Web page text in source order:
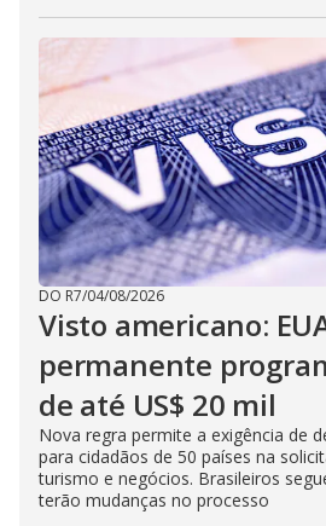
DO R7/04/08/2026
Visto americano:
permanente
de até US$ 20 mil
Nova regra permite a exigência de
para cidadãos de 50 países na
turismo e negócios. Brasileiros
terão mudanças no processo